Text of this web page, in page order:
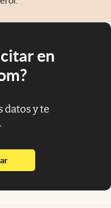
en
datos y te
abre en nueva pestaña